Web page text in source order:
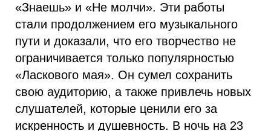
«Знаешь» и «Не молчи». Эти работы
стали продолжением его музыкального
пути и доказали, что его творчество не
ограничивается только популярностью
«Ласкового мая». Он сумел сохранить
свою аудиторию, а также привлечь новых
слушателей, которые ценили его за
искренность и душевность. В ночь на 23